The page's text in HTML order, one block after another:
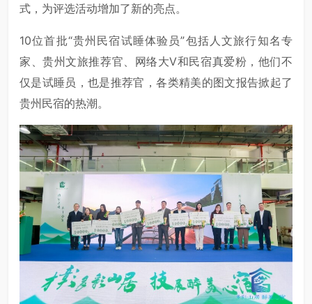
式，为评选活动增加了新的亮点。
10位首批“贵州民宿试睡体验员”包括人文旅行知名专
家、贵州文旅推荐官、网络大V和民宿真爱粉，他们不
仅是试睡员，也是推荐官，各类精美的图文报告掀起了
贵州民宿的热潮。